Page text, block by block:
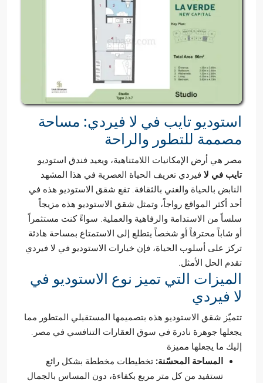
استوديو تايب في لا فيردي: مساحة
مصممة للتطور والراحة
مصر هي أرض الإمكانيات اللامتناهية، ويعيد فندق استوديو
تايب في لا فيردي تعريف الحياة العصرية في هذا المشهد
النابض بالحياة والغني بالثقافة. تقع شقق الاستوديو هذه في
أحد أكثر المواقع رواجاً، وتمثل شقق الاستوديو هذه مزيجاً
سلساً من الاستدامة والرفاهية والعملية. سواءً كنت مستثمراً
أو شاباً محترفاً أو شخصاً يتطلع إلى الاستمتاع بمساحة هادئة
تركز على أسلوب الحياة، فإن خيارات الاستوديو في لا فيردي
تقدم الحل الأمثل.
الميزات التي تميز نوع الاستوديو في
لا فيردي
تتميّز شقق الاستوديو هذه بتصميمها المستقبلي المتطور مما
يجعلها جوهرة نادرة في سوق العقارات التنافسي في مصر.
إليك ما يجعلها مميزة
المساحة المحسّنة: تخطيطات مخططة بشكل رائع
تستفيد من كل متر مربع بكفاءة، دون المساس بالجمال